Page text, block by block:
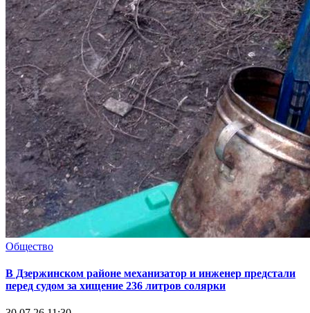
Общество
В Дзержинском районе механизатор и инженер предстали
перед судом за хищение 236 литров солярки